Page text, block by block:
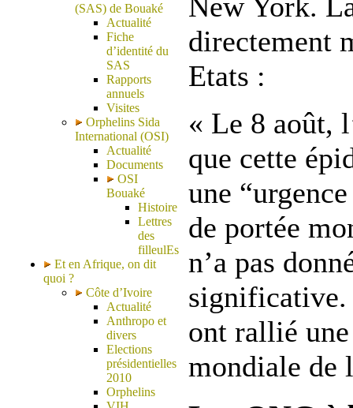
(SAS) de Bouaké
Actualité
Fiche
d’identité du
SAS
Rapports
annuels
Visites
Orphelins Sida
International (OSI)
Actualité
Documents
OSI
Bouaké
Histoire
Lettres
des
filleulEs
Et en Afrique, on dit
quoi ?
Côte d’Ivoire
Actualité
Anthropo et
divers
Elections
présidentielles
2010
Orphelins
directement
Etats :
« Le 8 août,
que cette
une
de portée
n’a pas
significative.
ont rallié
mondiale de